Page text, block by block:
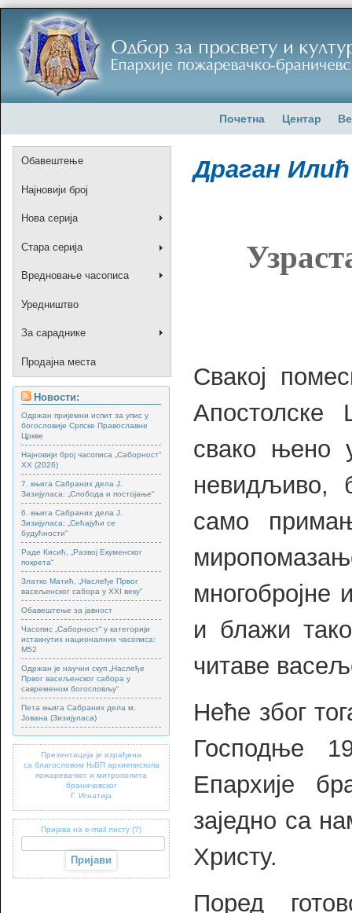
Почетна Центар
Обавештење
Најновији број
Нова серија
Стара серија
Вредновање часописа
Уредништво
За сараднике
Продајна места
Новости:
Одржан пријемни испит за упис у
богословије Српске Православне
Цркве
Најновији број часописа „Саборност“
XX (2026)
7. књига Сабраних дела Ј.
Зизијуласа: „Слобода и постојање“
6. књига Сабраних дела Ј.
Зизијуласа: „Сећајући се
будућности“
Раде Кисић, „Развој Екуменског
покрета“
Златко Матић, „Наслеђе Првог
васељенског сабора у XXI веку“
Обавештење за јавност
Часопис „Саборност“ у категорији
истакнутих националних часописа:
М52
Одржан је научни скуп „Наслеђе
Првог васељенског сабора у
савременом богословљу“
Пета књига Сабраних дела м.
Јована (Зизијуласа)
Презентација је израђена
са благословом ЊВП архиепископа
пожаревачког и митрополита
браничевског
Г. Игнатија
Пријава на e-mail листу (?)
Драган Илић
Свакој
Апостолске
свако њено
невидљиво,
само
многобројне
и блажи
читаве
Неће због
Господње
Епархије
заједно са
Христу.
Поред